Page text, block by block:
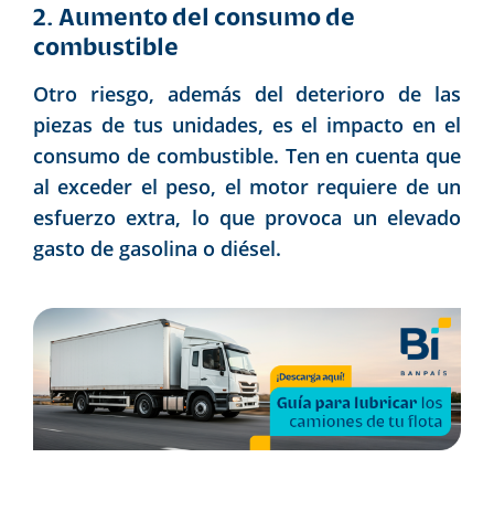
2. Aumento del consumo de
combustible
Otro riesgo, además del deterioro de las
piezas de tus unidades, es el impacto en el
consumo de combustible. Ten en cuenta que
al exceder el peso, el motor requiere de un
esfuerzo extra, lo que provoca un elevado
gasto de gasolina o diésel.